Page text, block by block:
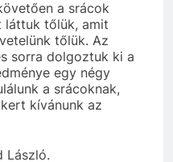
a srácok
láttuk tőlük, amit
tőlük. Az
sorra dolgoztuk ki a
egy négy
a srácoknak,
kívánunk az
László.